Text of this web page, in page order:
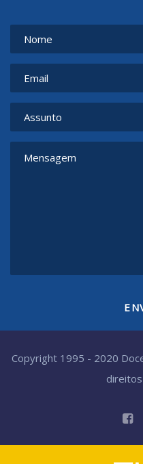
Copyright 1995 - 2020